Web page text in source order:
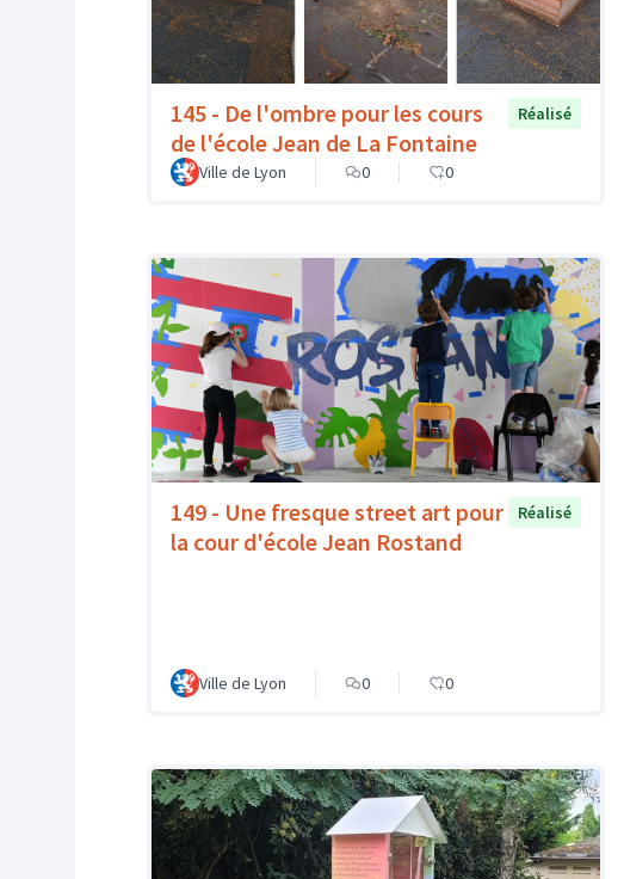
145 - De l'ombre pour les cours
de l'école Jean de La Fontaine
Réalisé
Ville de Lyon 0 0
149 - Une fresque street art pour
la cour d'école Jean Rostand
Réalisé
Ville de Lyon 0 0